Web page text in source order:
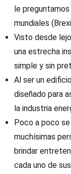
le
mundiales
Visto desde
una estrecha
simple y sin
Al ser un
diseñado para
la industria
Poco a poco
muchísimas
brindar
cada uno de